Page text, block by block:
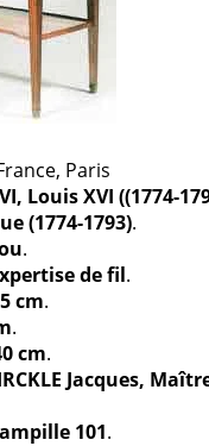
Paris
Louis XVI ((1774-
(1774-1793).
.
de fil.
cm.
.
cm.
Jacques,
101.